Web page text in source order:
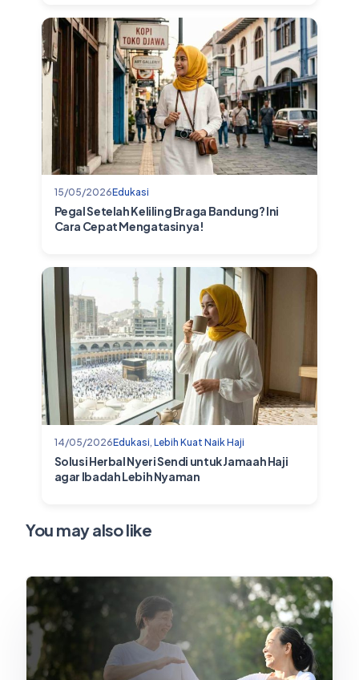
15/05/2026Edukasi
Pegal Setelah Keliling Braga Bandung? Ini
Cara Cepat Mengatasinya!
14/05/2026Edukasi, Lebih Kuat Naik Haji
Solusi Herbal Nyeri Sendi untuk Jamaah Haji
agar Ibadah Lebih Nyaman
You may also like